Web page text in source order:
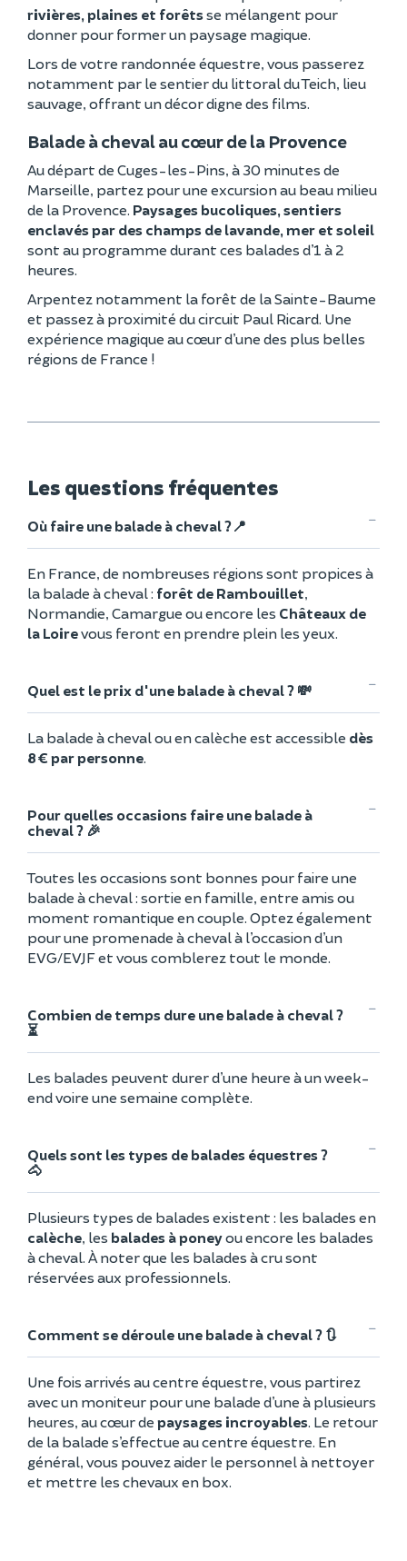
rivières, plaines et forêtsse mélangent pour
donner pour former un paysage magique.
Lors de votre randonnée équestre, vous passerez
notamment par le sentier du littoral du Teich, lieu
sauvage, offrant un décor digne des films.
Balade à cheval au cœur de la Provence
Au départ de Cuges-les-Pins, à 30 minutes de
Marseille, partez pour une excursion au beau milieu
de la Provence. Paysages bucoliques, sentiers
enclavés par des champs de lavande, mer et soleil
sont au programme durant ces balades d’1 à 2
heures.
Arpentez notamment la forêt de la Sainte-Baume
et passez à proximité du circuit Paul Ricard. Une
expérience magique au cœur d’une des plus belles
régions de France !
Les questions fréquentes
Où faire une balade à cheval ?📍
En France, de nombreuses régions sont propices à
la balade à cheval : forêt de Rambouillet,
Normandie, Camargue ou encore les Châteaux de
la Loirevous feront en prendre plein les yeux.
Quel est le prix d'une balade à cheval ? 💸
La balade à cheval ou en calèche est accessible dès
8 € par personne.
Pour quelles occasions faire une balade à
cheval ? 🎉
Toutes les occasions sont bonnes pour faire une
balade à cheval : sortie en famille, entre amis ou
moment romantique en couple. Optez également
pour une promenade à cheval à l’occasion d’un
EVG/EVJF et vous comblerez tout le monde.
Combien de temps dure une balade à cheval ?
⏳
Les balades peuvent durer d’une heure à un week-
end voire une semaine complète.
Quels sont les types de balades équestres ?
🐴
Plusieurs types de balades existent : les balades en
calèche, les balades à poneyou encore les balades
à cheval. À noter que les balades à cru sont
réservées aux professionnels.
Comment se déroule une balade à cheval ? 🔃
Une fois arrivés au centre équestre, vous partirez
avec un moniteur pour une balade d’une à plusieurs
heures, au cœur de paysages incroyables. Le retour
de la balade s’effectue au centre équestre. En
général, vous pouvez aider le personnel à nettoyer
et mettre les chevaux en box.